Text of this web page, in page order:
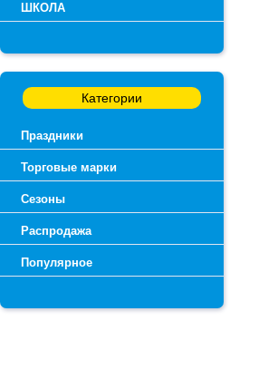
ШКОЛА
Категории
Праздники
Торговые марки
Сезоны
Распродажа
Популярное